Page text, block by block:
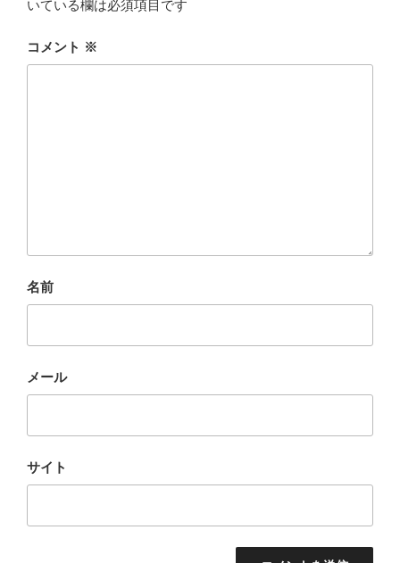
いている欄は必須項目です
コメント ※
名前
メール
サイト